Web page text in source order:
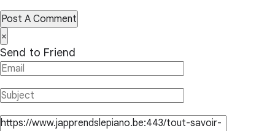
Post A Comment
×
Send to Friend